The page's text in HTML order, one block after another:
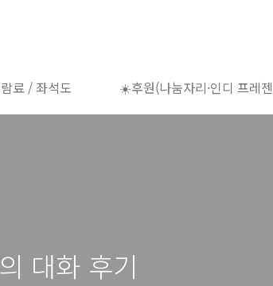
료 / 좌석도 ☀️후원(나눔자리·인디 프레
대화 후기